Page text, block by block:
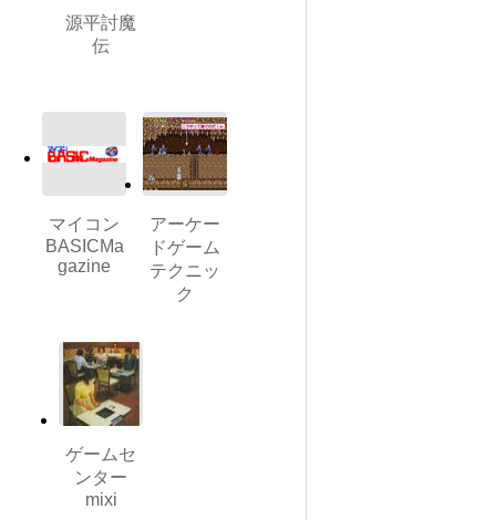
源平討魔
伝
マイコン
BASICMa
gazine
アーケー
ドゲーム
テクニッ
ク
ゲームセ
ンター
mixi